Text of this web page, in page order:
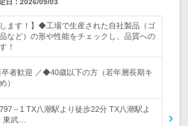
日： 2026/09/03
します！】◆工場で生産された自社製品（ゴ
など）の形や性能をチェックし、品質への
！
者歓迎 ／◆40歳以下の方（若年層長期キ
）
－1 TX八潮駅より徒歩22分 TX八潮駅よ
東武…